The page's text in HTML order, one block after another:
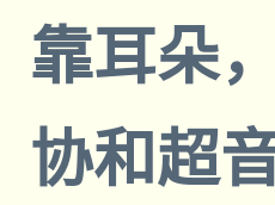
靠耳朵
协和超